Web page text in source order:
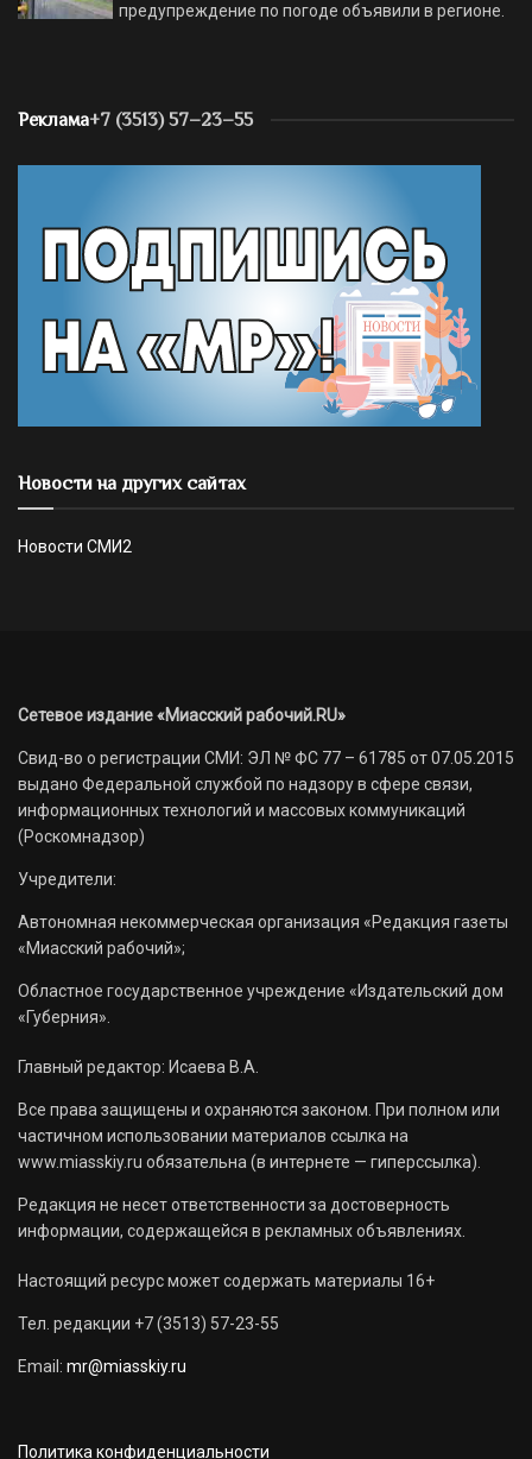
предупреждение по погоде объявили в регионе.
Реклама+7 (3513) 57–23–55
Новости на других сайтах
Новости СМИ2
Сетевое издание «Миасский рабочий.RU»
Свид-во о регистрации СМИ: ЭЛ № ФС 77 – 61785 от 07.05.2015
выдано Федеральной службой по надзору в сфере связи,
информационных технологий и массовых коммуникаций
(Роскомнадзор)
Учредители:
Автономная некоммерческая организация «Редакция газеты
«Миасский рабочий»;
Областное государственное учреждение «Издательский дом
«Губерния».
Главный редактор: Исаева В.А.
Все права защищены и охраняются законом. При полном или
частичном использовании материалов ссылка на
www.miasskiy.ru обязательна (в интернете — гиперссылка).
Редакция не несет ответственности за достоверность
информации, содержащейся в рекламных объявлениях.
Настоящий ресурс может содержать материалы 16+
Тел. редакции +7 (3513) 57-23-55
Email: mr@miasskiy.ru
Политика конфиденциальности